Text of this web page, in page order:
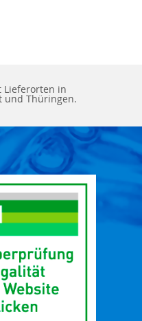
Lieferorten in
und Thüringen.